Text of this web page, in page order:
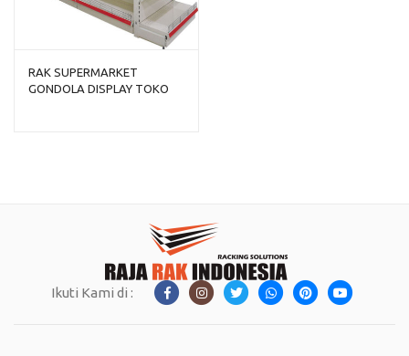
RAK SUPERMARKET
GONDOLA DISPLAY TOKO
Ikuti Kami di :